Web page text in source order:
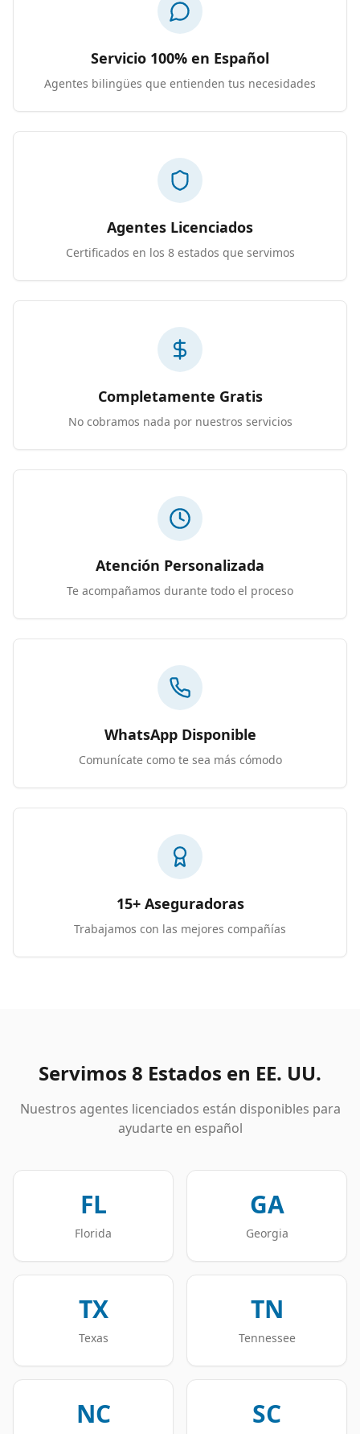
Servicio 100% en Español
Agentes bilingües que entienden tus necesidades
Agentes Licenciados
Certificados en los 8 estados que servimos
Completamente Gratis
No cobramos nada por nuestros servicios
Atención Personalizada
Te acompañamos durante todo el proceso
WhatsApp Disponible
Comunícate como te sea más cómodo
15+ Aseguradoras
Trabajamos con las mejores compañías
Servimos 8 Estados en EE. UU.
Nuestros agentes licenciados están disponibles para
ayudarte en español
FL
Florida
GA
Georgia
TX
Texas
TN
Tennessee
NC SC